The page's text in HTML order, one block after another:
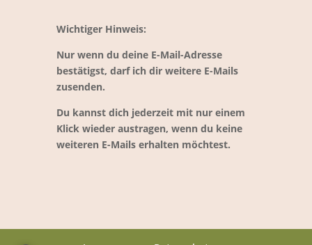
Wichtiger Hinweis:
Nur wenn du deine E-Mail-Adresse
bestätigst, darf ich dir weitere E-Mails
zusenden.
Du kannst dich jederzeit mit nur einem
Klick wieder austragen, wenn du keine
weiteren E-Mails erhalten möchtest.